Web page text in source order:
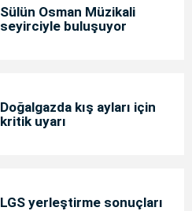
Sülün Osman Müzikali
seyirciyle buluşuyor
Doğalgazda kış ayları için
kritik uyarı
LGS yerleştirme sonuçları